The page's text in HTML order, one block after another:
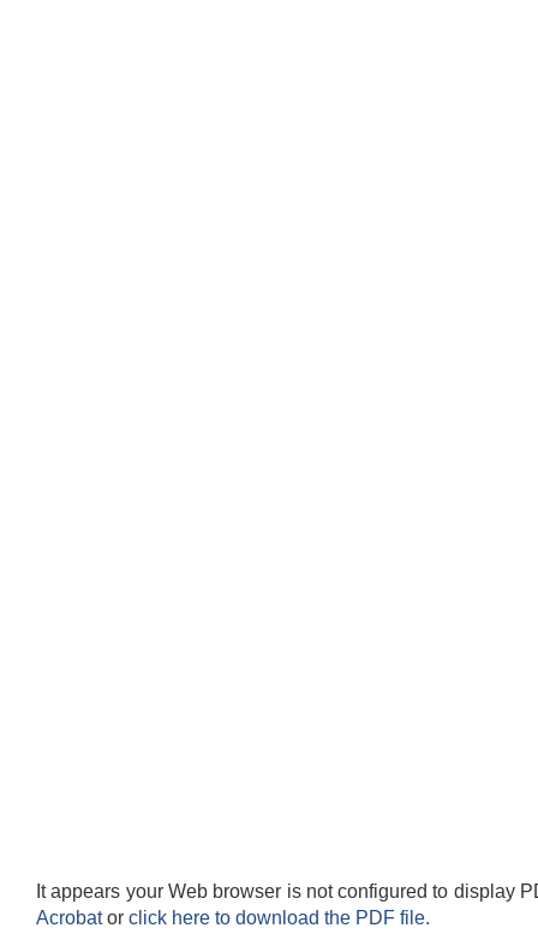
It appears your Web browser is not configured to display
Acrobator click here to download the PDF file.